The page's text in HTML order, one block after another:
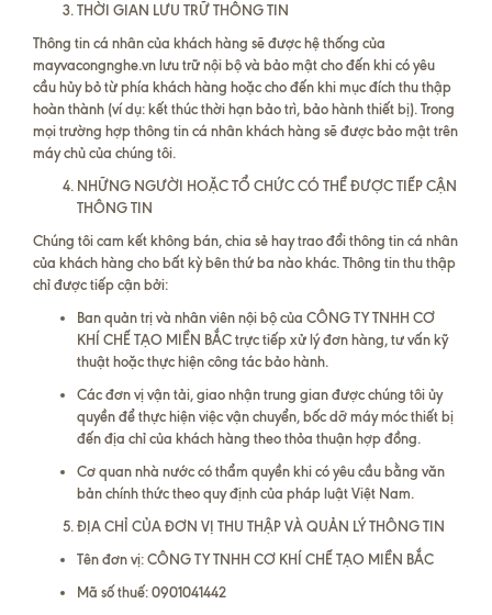
THỜI GIAN LƯU TRỮ THÔNG TIN
Thông tin cá nhân của khách hàng sẽ được hệ thống của
mayvacongnghe.vn lưu trữ nội bộ và bảo mật cho đến khi có yêu
cầu hủy bỏ từ phía khách hàng hoặc cho đến khi mục đích thu thập
hoàn thành (ví dụ: kết thúc thời hạn bảo trì, bảo hành thiết bị). Trong
mọi trường hợp thông tin cá nhân khách hàng sẽ được bảo mật trên
máy chủ của chúng tôi.
NHỮNG NGƯỜI HOẶC TỔ CHỨC CÓ THỂ ĐƯỢC TIẾP CẬN
THÔNG TIN
Chúng tôi cam kết không bán, chia sẻ hay trao đổi thông tin cá nhân
của khách hàng cho bất kỳ bên thứ ba nào khác. Thông tin thu thập
chỉ được tiếp cận bởi:
Ban quản trị và nhân viên nội bộ của CÔNG TY TNHH CƠ
KHÍ CHẾ TẠO MIỀN BẮC trực tiếp xử lý đơn hàng, tư vấn kỹ
thuật hoặc thực hiện công tác bảo hành.
Các đơn vị vận tải, giao nhận trung gian được chúng tôi ủy
quyền để thực hiện việc vận chuyển, bốc dỡ máy móc thiết bị
đến địa chỉ của khách hàng theo thỏa thuận hợp đồng.
Cơ quan nhà nước có thẩm quyền khi có yêu cầu bằng văn
bản chính thức theo quy định của pháp luật Việt Nam.
ĐỊA CHỈ CỦA ĐƠN VỊ THU THẬP VÀ QUẢN LÝ THÔNG TIN
Tên đơn vị: CÔNG TY TNHH CƠ KHÍ CHẾ TẠO MIỀN BẮC
Mã số thuế: 0901041442